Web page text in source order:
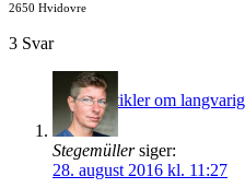
Artikler om
2650 Hvidovre
3 Svar
Stegemüller siger:
28. august 2016 kl. 11:27